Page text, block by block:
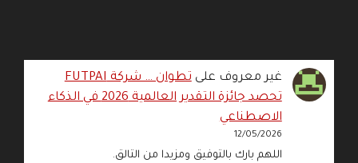
غير معروف على
تطوان … شركة FUTPAI
تحصد جائزة التقدير العالمية 2026 في الذكاء
الاصطناعي
12/05/2026
اللهم بارك بالتوفيق ومزيدا من التالق.